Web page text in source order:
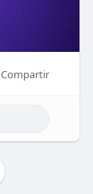
Compartir